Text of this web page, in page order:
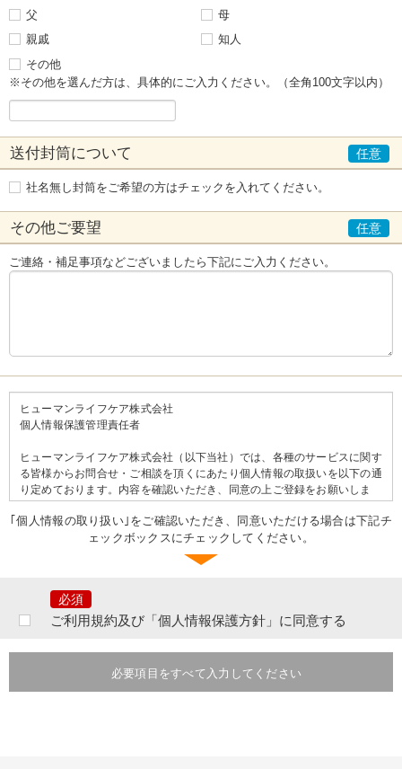
父
母
親戚
知人
その他
※その他を選んだ方は、具体的にご入力ください。（全角100文字以内）
送付封筒について
社名無し封筒をご希望の方はチェックを入れてください。
その他ご要望
ご連絡・補足事項などございましたら下記にご入力ください。
ヒューマンライフケア株式会社
個人情報保護管理責任者
ヒューマンライフケア株式会社（以下当社）では、各種のサービスに関す
る皆様からお問合せ・ご相談を頂くにあたり個人情報の取扱いを以下の通
り定めております。内容を確認いただき、同意の上ご登録をお願いしま
す。
＝＝個人情報の取り扱いについて＝＝
なお、提出いただいた個人情報はご本人の同意なく第三者へ提供すること
はございません。ただし、次のいずれかに該当する場合は提供をすること
あらかじめ、本人に必要事項を明示または通知し、本人の同意を得ている
とき。本人ならびに公衆の生命・健康・財産を脅かす可能性がある場合。
法令に基づく場合。その他業務遂行上必要な手続きを行う目的において個
｢個人情報の取り扱い｣をご確認いただき、同意いただける場合は下記チ
ェックボックスにチェックしてください。
ご利用規約及び「個人情報保護方針」に同意する
必要項目をすべて入力してください